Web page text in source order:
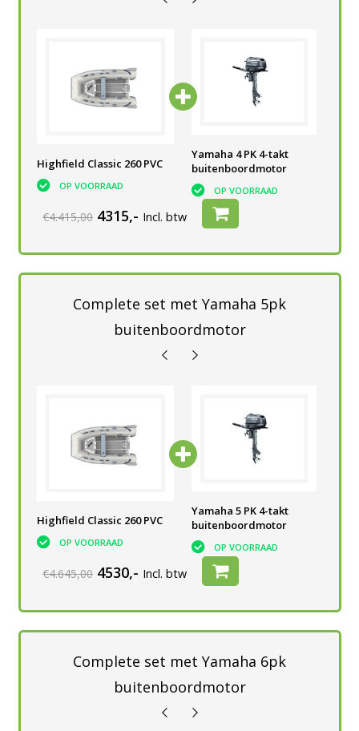
Highfield Classic 260 PVC
OP VOORRAAD
buitenboordmotor
OP VOORRAAD
Yamaha 4 PK 4-takt
buitenboordmotor
OP VOORRAAD
€4.415,00 4315,- Incl. btw
Complete set met Yamaha 5pk
buitenboordmotor
Highfield Classic 260 PVC
OP VOORRAAD
buitenboordmotor
OP VOORRAAD
Yamaha 5 PK 4-takt
buitenboordmotor
OP VOORRAAD
€4.645,00 4530,- Incl. btw
Complete set met Yamaha 6pk
buitenboordmotor